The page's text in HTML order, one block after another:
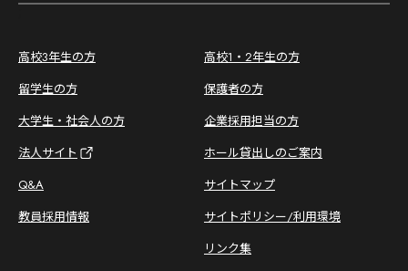
;
高校3年生の方
高校1・2年生の方
留学生の方
保護者の方
大学生・社会人の方
企業採用担当の方
法人サイト
ホール貸出しのご案内
Q&A
サイトマップ
教員採用情報
サイトポリシー/利用環境
リンク集